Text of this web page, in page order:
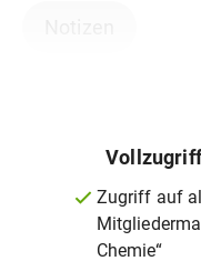
Zugriff auf
Chemie“